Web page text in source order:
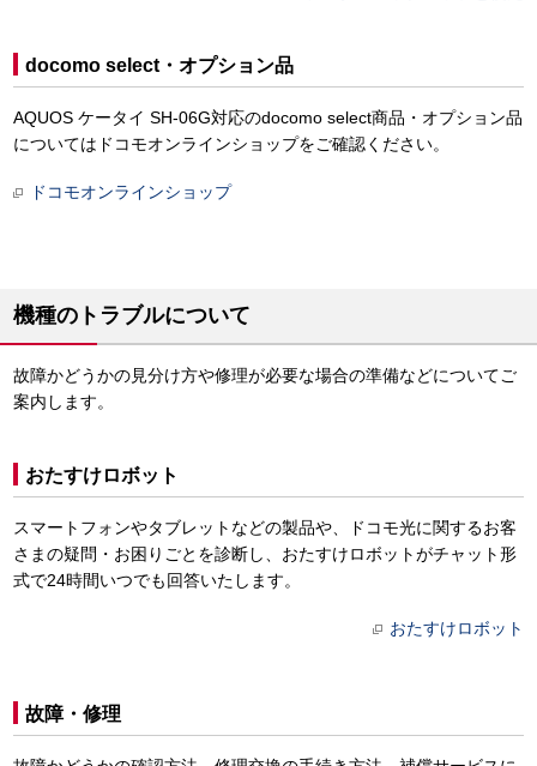
docomo select・オプション品
AQUOS ケータイ SH-06G対応のdocomo select商品・オプション品
についてはドコモオンラインショップをご確認ください。
ドコモオンラインショップ
機種のトラブルについて
故障かどうかの見分け方や修理が必要な場合の準備などについてご
案内します。
おたすけロボット
スマートフォンやタブレットなどの製品や、ドコモ光に関するお客
さまの疑問・お困りごとを診断し、おたすけロボットがチャット形
式で24時間いつでも回答いたします。
おたすけロボット
故障・修理